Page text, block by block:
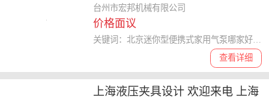
好 欢迎来电 台州市宏邦机械供应
台州市宏邦机械有限公司
价格面议
查看详细
上海液压夹具设计 欢迎来电 上海